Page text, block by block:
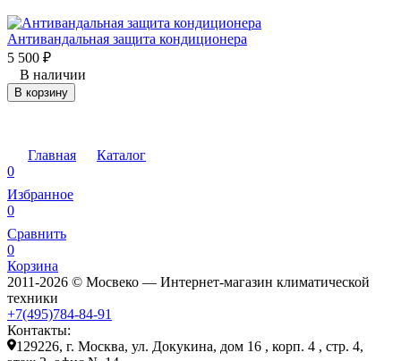
Антивандальная защита кондиционера
5 500 ₽
В наличии
В корзину
Главная
Каталог
0
Избранное
0
Сравнить
0
Корзина
2011-2026 © Мосвеко — Интернет-магазин климатической
техники
+7(495)784-84-91
Контакты:
129226, г. Москва, ул. Докукина, дом 16 , корп. 4 , стр. 4,